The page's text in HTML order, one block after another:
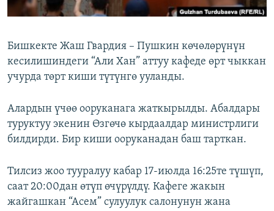
ЭЕ/АРнун бардык сайттары
Бишкекте Жаш Гвардия – Пушкин көчөлөрүнүн
кесилишиндеги “Али Хан” аттуу кафеде өрт чыккан
учурда төрт киши түтүнгө ууланды.
Алардын үчөө ооруканага жаткырылды. Абалдары
туруктуу экенин Өзгөчө кырдаалдар министрлиги
билдирди. Бир киши ооруканадан баш тарткан.
Тилсиз жоо тууралуу кабар 17-июлда 16:25те түшүп,
саат 20:00дан өтүп өчүрүлдү. Кафеге жакын
жайгашкан “Асем” сулуулук салонунун жана